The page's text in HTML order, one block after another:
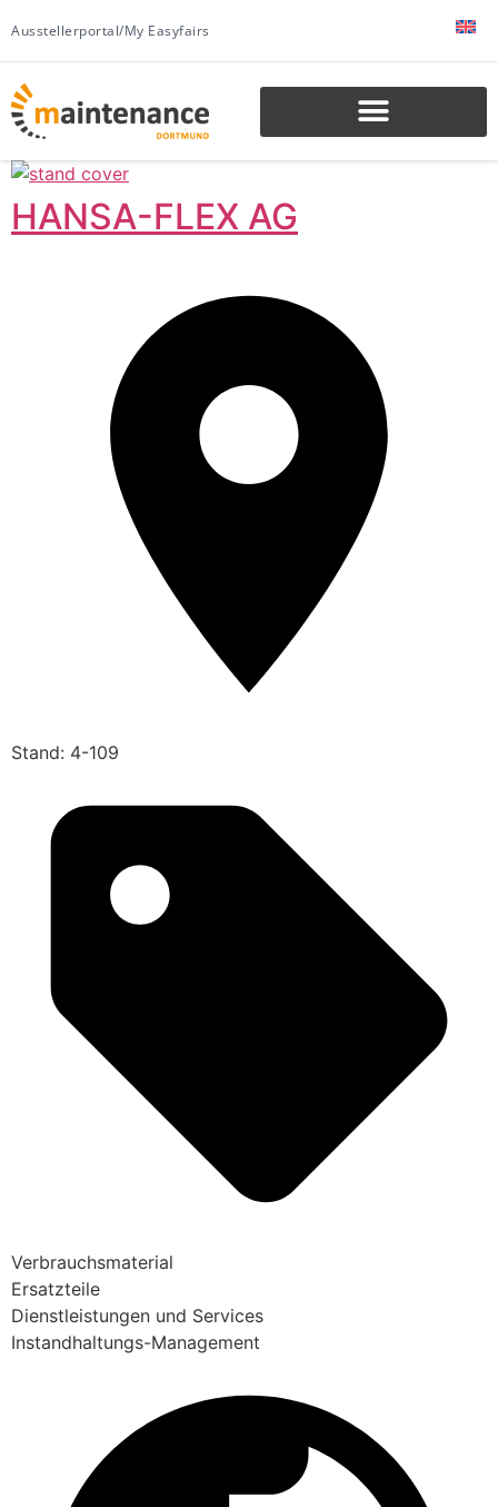
Ausstellerportal/My Easyfairs
HANSA-FLEX AG
Stand: 4-109
Verbrauchsmaterial
Ersatzteile
Dienstleistungen und Services
Instandhaltungs-Management